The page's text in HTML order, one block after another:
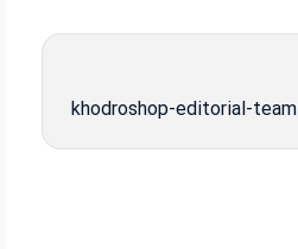
khodroshop-editorial-team